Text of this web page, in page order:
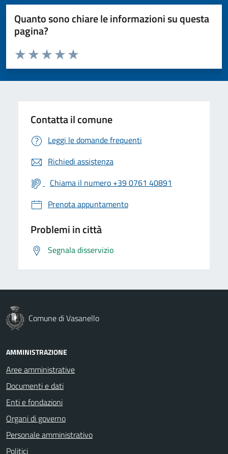
Quanto sono chiare le informazioni su questa
pagina?
Valuta da 1 a 5 stelle la pagina
Valuta 5 stelle su 5
Valuta 4 stelle su 5
Valuta 3 stelle su 5
Valuta 2 stelle su 5
Valuta 1 stelle su 5
Contatta il comune
Leggi le domande frequenti
Richiedi assistenza
Chiama il numero +39 0761 40891
Prenota appuntamento
Problemi in città
Segnala disservizio
Comune di Vasanello
AMMINISTRAZIONE
Aree amministrative
Documenti e dati
Enti e fondazioni
Organi di governo
Personale amministrativo
Politici